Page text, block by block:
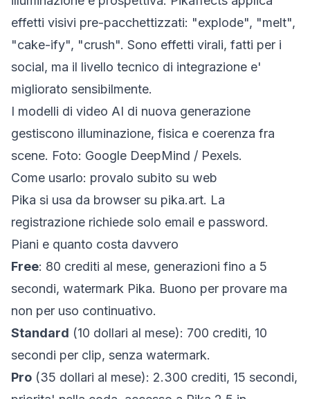
effetti visivi pre-pacchettizzati: "explode", "melt",
"cake-ify", "crush". Sono effetti virali, fatti per i
social, ma il livello tecnico di integrazione e'
migliorato sensibilmente.
I modelli di video AI di nuova generazione
gestiscono illuminazione, fisica e coerenza fra
scene. Foto: Google DeepMind / Pexels.
Come usarlo: provalo subito su web
Pika si usa da browser su pika.art. La
registrazione richiede solo email e password.
Piani e quanto costa davvero
Free: 80 crediti al mese, generazioni fino a 5
secondi, watermark Pika. Buono per provare ma
non per uso continuativo.
Standard (10 dollari al mese): 700 crediti, 10
secondi per clip, senza watermark.
Pro (35 dollari al mese): 2.300 crediti, 15 secondi,